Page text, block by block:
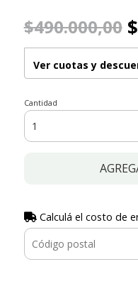
$490.000,00
Ver cuotas y
Cantidad
Calculá el costo de